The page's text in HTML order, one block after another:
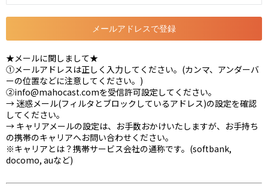
メールアドレスで登録
★メールに関しまして★
①メールアドレスは正しく入力してください。(カンマ、アンダーバ
ーの位置などに注意してください。)
②info@mahocast.comを受信許可設定してください。
→ 迷惑メール(フィルタとブロックしているアドレス)の設定を確認
してください。
→ キャリアメールの設定は、お手数おかけいたしますが、お手持ち
の携帯のキャリアへお問い合わせください。
※キャリアとは？携帯サービス会社の通称です。(softbank,
docomo, auなど)